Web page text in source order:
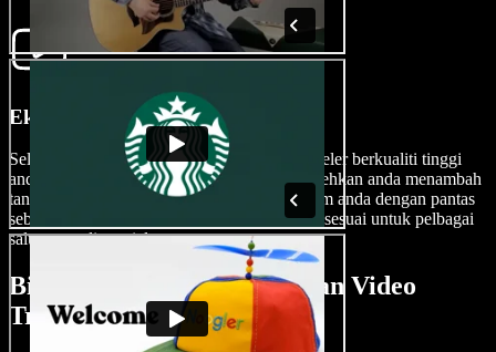
Eksport Treler Filem Anda
Selepas proses kreatif selesai, mengeksport treler berkualiti tinggi
anda amat mudah. Speechify Studio membolehkan anda menambah
tanda air atau mengubah saiz video treler filem anda dengan pantas
sebelum dieksport, menjadikannya saiz yang sesuai untuk pelbagai
saluran media sosial.
Bilakah Untuk Menggunakan Video
Treler Filem